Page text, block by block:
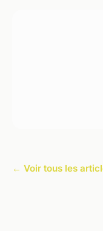
← Voir tous les